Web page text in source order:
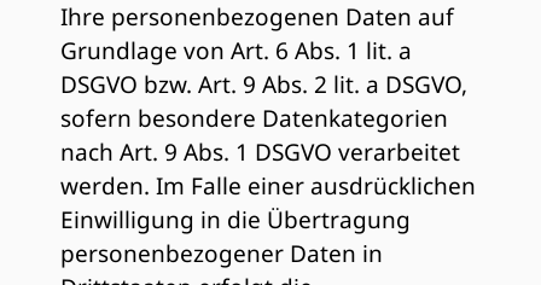
Ihre personenbezogenen Daten auf
Grundlage von Art. 6 Abs. 1 lit. a
DSGVO bzw. Art. 9 Abs. 2 lit. a DSGVO,
sofern besondere Datenkategorien
nach Art. 9 Abs. 1 DSGVO verarbeitet
werden. Im Falle einer ausdrücklichen
Einwilligung in die Übertragung
personenbezogener Daten in